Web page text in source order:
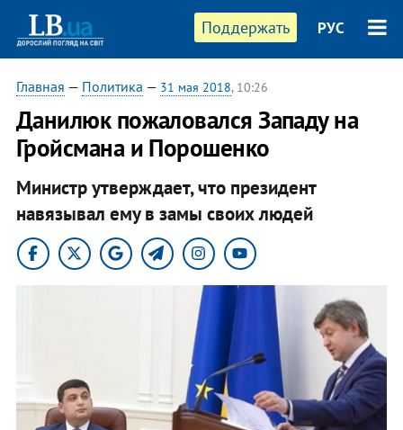
Поддержать РУС
Главная — Политика — 31 мая 2018, 10:26
Данилюк пожаловался Западу на
Гройсмана и Порошенко
Министр утверждает, что президент
навязывал ему в замы своих людей